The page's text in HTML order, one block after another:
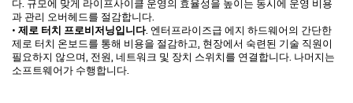
다. 규모에 맞게 라이프사이클 운영의 효율성을 높이는 동시에 운영 비용
과 관리 오버헤드를 절감합니다.
• 제로 터치 프로비저닝입니다. 엔터프라이즈급 에지 하드웨어의 간단한
제로 터치 온보드를 통해 비용을 절감하고, 현장에서 숙련된 기술 직원이
필요하지 않으며, 전원, 네트워크 및 장치 스위치를 연결합니다. 나머지는
소프트웨어가 수행합니다.